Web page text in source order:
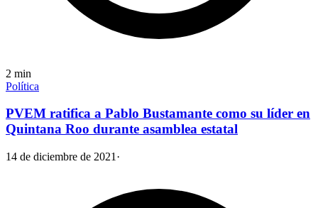
2 min
Política
PVEM ratifica a Pablo Bustamante como su líder en
Quintana Roo durante asamblea estatal
14 de diciembre de 2021 ·